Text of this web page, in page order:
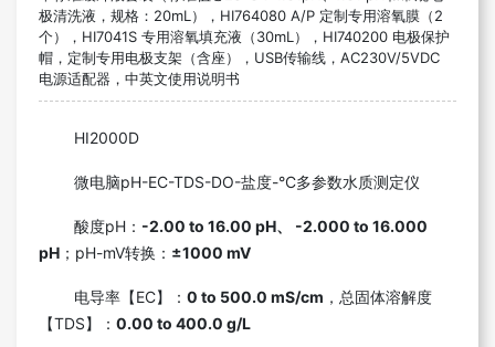
极清洗液，规格：20mL），HI764080 A/P 定制专用溶氧膜（2
个），HI7041S 专用溶氧填充液（30mL），HI740200 电极保护
帽，定制专用电极支架（含座），USB传输线，AC230V/5VDC
电源适配器，中英文使用说明书
HI2000D
微电脑pH-EC-TDS-DO-盐度-°C多参数水质测定仪
酸度pH： -2.00 to 16.00 pH、 -2.000 to 16.000
pH ；pH-mV转换： ±1000 mV
电导率【EC】： 0 to 500.0 mS/cm ，总固体溶解度
【TDS】： 0.00 to 400.0 g/L